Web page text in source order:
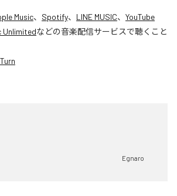
Music、 Spotify、 LINE MUSIC、 YouTube
Unlimitedなどの音楽配信サービスで聴くこと
Egnaro